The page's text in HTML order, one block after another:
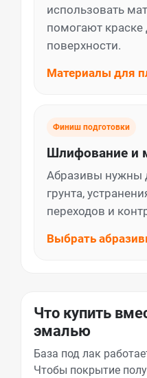
использовать
помогают краске
поверхности.
Материалы для
Финиш подготовки
Шлифование и
Абразивы нужны
грунта,
переходов и
Выбрать
Что купить
эмалью
База под лак
Чтобы покрытие